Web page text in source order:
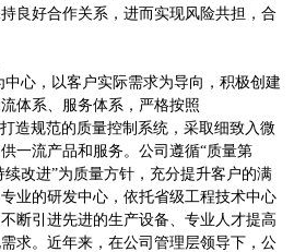
良好合作关系，进而实现风险共担，合
心，以客户实际需求为导向，积极创建
体系、服务体系，严格按照
造规范的质量控制系统，采取细致入微
一流产品和服务。公司遵循“质量第
改进”为质量方针，充分提升客户的满
业的研发中心，依托省级工程技术中心
断引进先进的生产设备、专业人才提高
求。近年来，在公司管理层领导下，公